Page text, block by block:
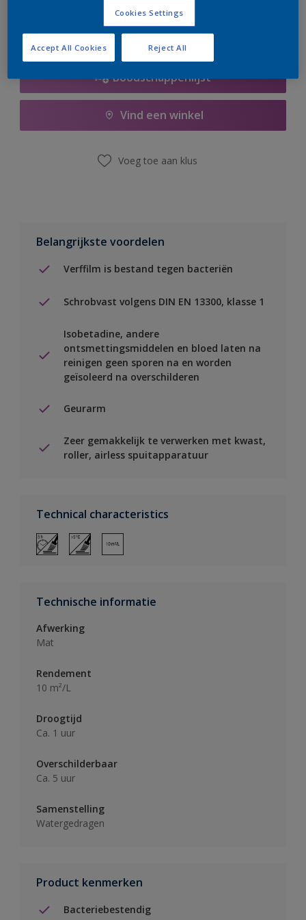
Boodschappenlijst
Vind een winkel
Voeg toe aan klus
Belangrijkste voordelen
Verffilm is bestand tegen bacteriën
Schrobvast volgens DIN EN 13300, klasse 1
Isobetadine, andere
ontsmettingsmiddelen en bloed laten na
reinigen geen sporen na en worden
geïsoleerd na overschilderen
Geurarm
Zeer gemakkelijk te verwerken met kwast,
roller, airless spuitapparatuur
Technical characteristics
Technische informatie
Afwerking
Mat
Rendement
10 m²/L
Droogtijd
Ca. 1 uur
Overschilderbaar
Ca. 5 uur
Samenstelling
Watergedragen
Product kenmerken
Bacteriebestendig
Cookies Settings
Reject All
Accept All Cookies